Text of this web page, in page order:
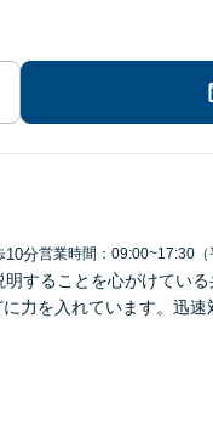
10分営業時間：09:00~17:30（
明することを心がけてい
力を入れています。迅速